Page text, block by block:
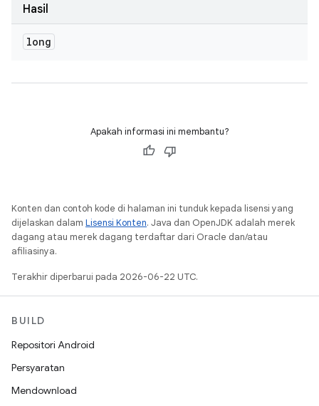
Hasil
long
Apakah informasi ini membantu?
Konten dan contoh kode di halaman ini tunduk kepada lisensi yang
dijelaskan dalam Lisensi Konten. Java dan OpenJDK adalah merek
dagang atau merek dagang terdaftar dari Oracle dan/atau
afiliasinya.
Terakhir diperbarui pada 2026-06-22 UTC.
BUILD
Repositori Android
Persyaratan
Mendownload